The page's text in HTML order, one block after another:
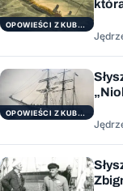
OPOWIEŚCI Z KUBRYKU
OPOWIEŚCI Z KUBRYKU